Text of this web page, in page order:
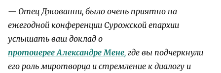
— Отец Джованни, было очень приятно на
ежегодной конференции Сурожской епархии
услышать ваш доклад о
протоиерее Александре Мене, где вы подчеркнули
его роль миротворца и стремление к диалогу и